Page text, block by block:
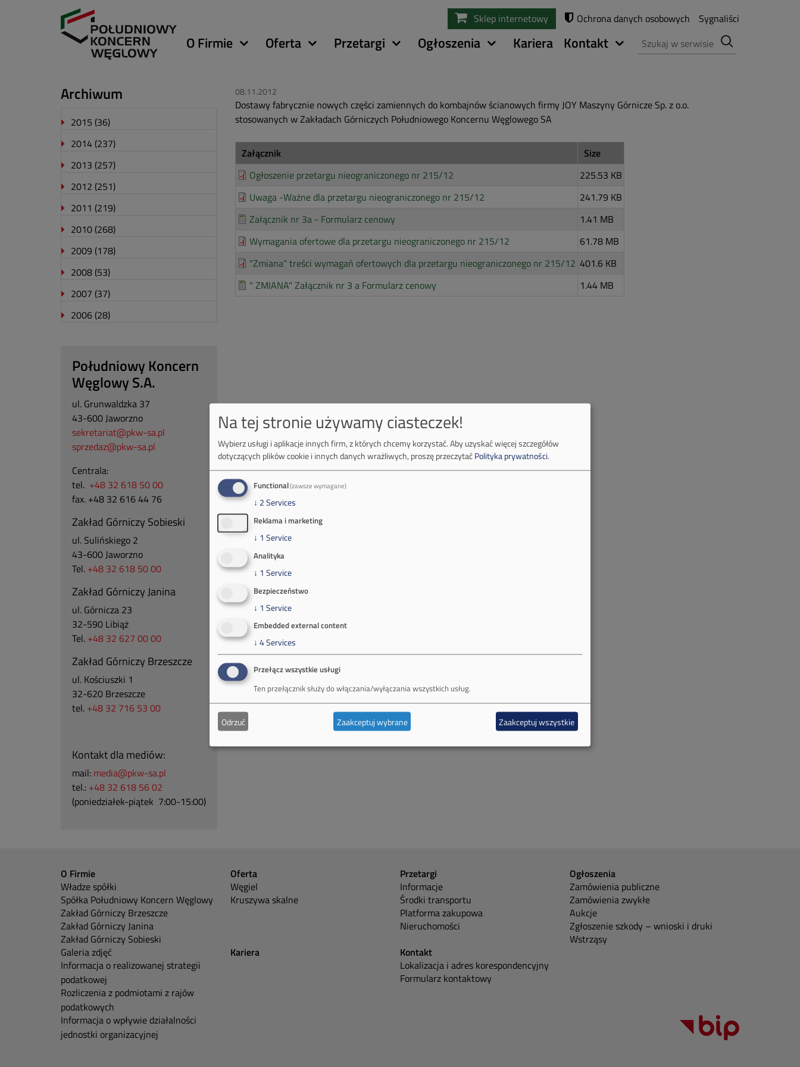
treści
Sklep internetowy Ochrona danych osobowych Sygnaliści
Główna
O Firmie Oferta Przetargi Ogłoszenia Kariera Kontakt Szukaj
08.11.2012
Dostawy fabrycznie nowych części zamiennych do kombajnów ścianowych firmy JOY Maszyny Górnicze Sp. z o.o.
stosowanych w Zakładach Górniczych Południowego Koncernu Węglowego SA
Załącznik
Size
Ogłoszenie przetargu nieograniczonego nr 215/12
225.53 KB
Uwaga -Ważne dla przetargu nieograniczonego nr 215/12
241.79 KB
Załącznik nr 3a - Formularz cenowy
1.41 MB
Wymagania ofertowe dla przetargu nieograniczonego nr 215/12
61.78 MB
"Zmiana" treści wymagań ofertowych dla przetargu nieograniczonego nr 215/12 401.6 KB
" ZMIANA" Załącznik nr 3 a Formularz cenowy
1.44 MB
Archiwum
2015 (36)
2014 (237)
2013 (257)
2012 (251)
2011 (219)
2010 (268)
2009 (178)
2008 (53)
2007 (37)
2006 (28)
Południowy Koncern
Węglowy S.A.
ul. Grunwaldzka 37
43-600 Jaworzno
sekretariat@pkw-sa.pl
sprzedaz@pkw-sa.pl
Centrala:
tel. +48 32 618 50 00
fax. +48 32 616 44 76
Zakład Górniczy Sobieski
ul. Sulińskiego 2
43-600 Jaworzno
Tel. +48 32 618 50 00
Zakład Górniczy Janina
ul. Górnicza 23
32-590 Libiąż
Tel. +48 32 627 00 00
Zakład Górniczy Brzeszcze
ul. Kościuszki 1
32-620 Brzeszcze
tel. +48 32 716 53 00
Kontakt dla mediów:
mail: media@pkw-sa.pl
tel.: +48 32 618 56 02
(poniedziałek-piątek 7:00-15:00)
O Firmie
Władze spółki
Spółka Południowy Koncern Węglowy
Zakład Górniczy Brzeszcze
Zakład Górniczy Janina
Zakład Górniczy Sobieski
Galeria zdjęć
Informacja o realizowanej strategii
podatkowej
Rozliczenia z podmiotami z rajów
podatkowych
Informacja o wpływie działalności
jednostki organizacyjnej
Oferta
Węgiel
Kruszywa skalne
Przetargi
Informacje
Środki transportu
Platforma zakupowa
Nieruchomości
Ogłoszenia
Zamówienia publiczne
Zamówienia zwykłe
Aukcje
Zgłoszenie szkody – wnioski i druki
Wstrząsy
Kariera
Kontakt
Lokalizacja i adres korespondencyjny
Formularz kontaktowy
Na tej stronie używamy ciasteczek!
Wybierz usługi i aplikacje innych firm, z których chcemy korzystać.Aby uzyskać więcej szczegółów
dotyczących plików cookie i innych danych wrażliwych, proszę przeczytaćPolityka prywatności.
Functional(zawsze wymagane)
↓ 2Services
Reklama i marketing
↓ 1 Service
Analityka
↓ 1 Service
Bezpieczeństwo
↓ 1 Service
Embedded external content
↓ 4Services
Przełącz wszystkie usługi
Ten przełącznik służy do włączania/wyłączania wszystkich usług.
Odrzuć Zaakceptuj wybrane Zaakceptuj wszystkie